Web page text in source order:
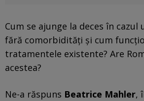
Cum se ajunge la deces în cazul
fără comorbidități și cum
tratamentele existente? Are
acestea?
Ne-a răspuns Beatrice Mahler,